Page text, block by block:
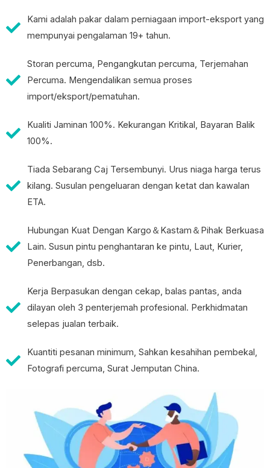
Kami adalah pakar dalam perniagaan import-eksport yang
mempunyai pengalaman 19+ tahun.
Storan percuma, Pengangkutan percuma, Terjemahan
Percuma. Mengendalikan semua proses
import/eksport/pematuhan.
Kualiti Jaminan 100%. Kekurangan Kritikal, Bayaran Balik
100%.
Tiada Sebarang Caj Tersembunyi. Urus niaga harga terus
kilang. Susulan pengeluaran dengan ketat dan kawalan
ETA.
Hubungan Kuat Dengan Kargo＆Kastam＆Pihak Berkuasa
Lain. Susun pintu penghantaran ke pintu, Laut, Kurier,
Penerbangan, dsb.
Kerja Berpasukan dengan cekap, balas pantas, anda
dilayan oleh 3 penterjemah profesional. Perkhidmatan
selepas jualan terbaik.
Kuantiti pesanan minimum, Sahkan kesahihan pembekal,
Fotografi percuma, Surat Jemputan China.